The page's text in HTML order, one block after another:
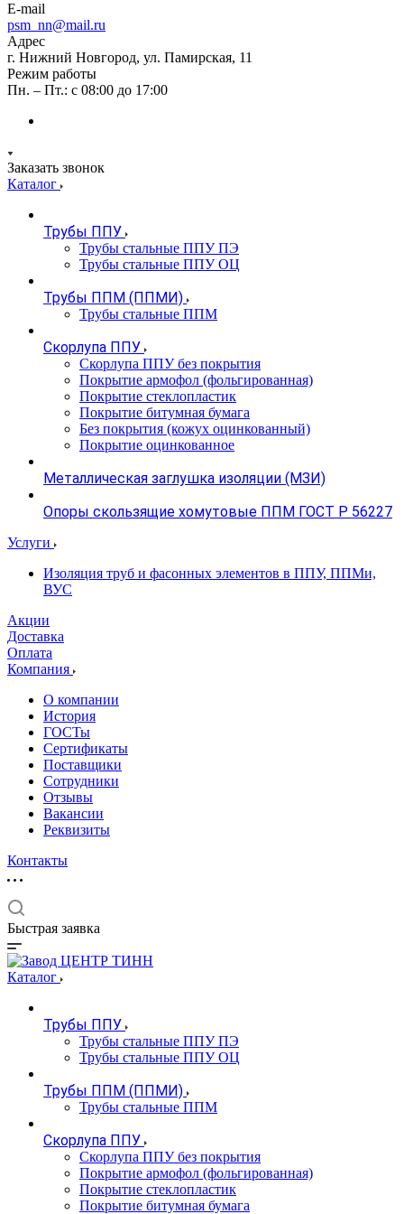
E-mail
psm_nn@mail.ru
Адрес
г. Нижний Новгород, ул. Памирская, 11
Режим работы
Пн. – Пт.: с 08:00 до 17:00
Заказать звонок
Каталог
Трубы ППУ
Трубы стальные ППУ ПЭ
Трубы стальные ППУ ОЦ
Трубы ППМ (ППМИ)
Трубы стальные ППМ
Скорлупа ППУ
Скорлупа ППУ без покрытия
Покрытие армофол (фольгированная)
Покрытие стеклопластик
Покрытие битумная бумага
Без покрытия (кожух оцинкованный)
Покрытие оцинкованное
Металлическая заглушка изоляции (МЗИ)
Опоры скользящие хомутовые ППМ ГОСТ Р 56227
Услуги
Изоляция труб и фасонных элементов в ППУ, ППМи,
ВУС
Акции
Доставка
Оплата
Компания
О компании
История
ГОСТы
Сертификаты
Поставщики
Сотрудники
Отзывы
Вакансии
Реквизиты
Контакты
Быстрая заявка
Каталог
Трубы ППУ
Трубы стальные ППУ ПЭ
Трубы стальные ППУ ОЦ
Трубы ППМ (ППМИ)
Трубы стальные ППМ
Скорлупа ППУ
Скорлупа ППУ без покрытия
Покрытие армофол (фольгированная)
Покрытие стеклопластик
Покрытие битумная бумага